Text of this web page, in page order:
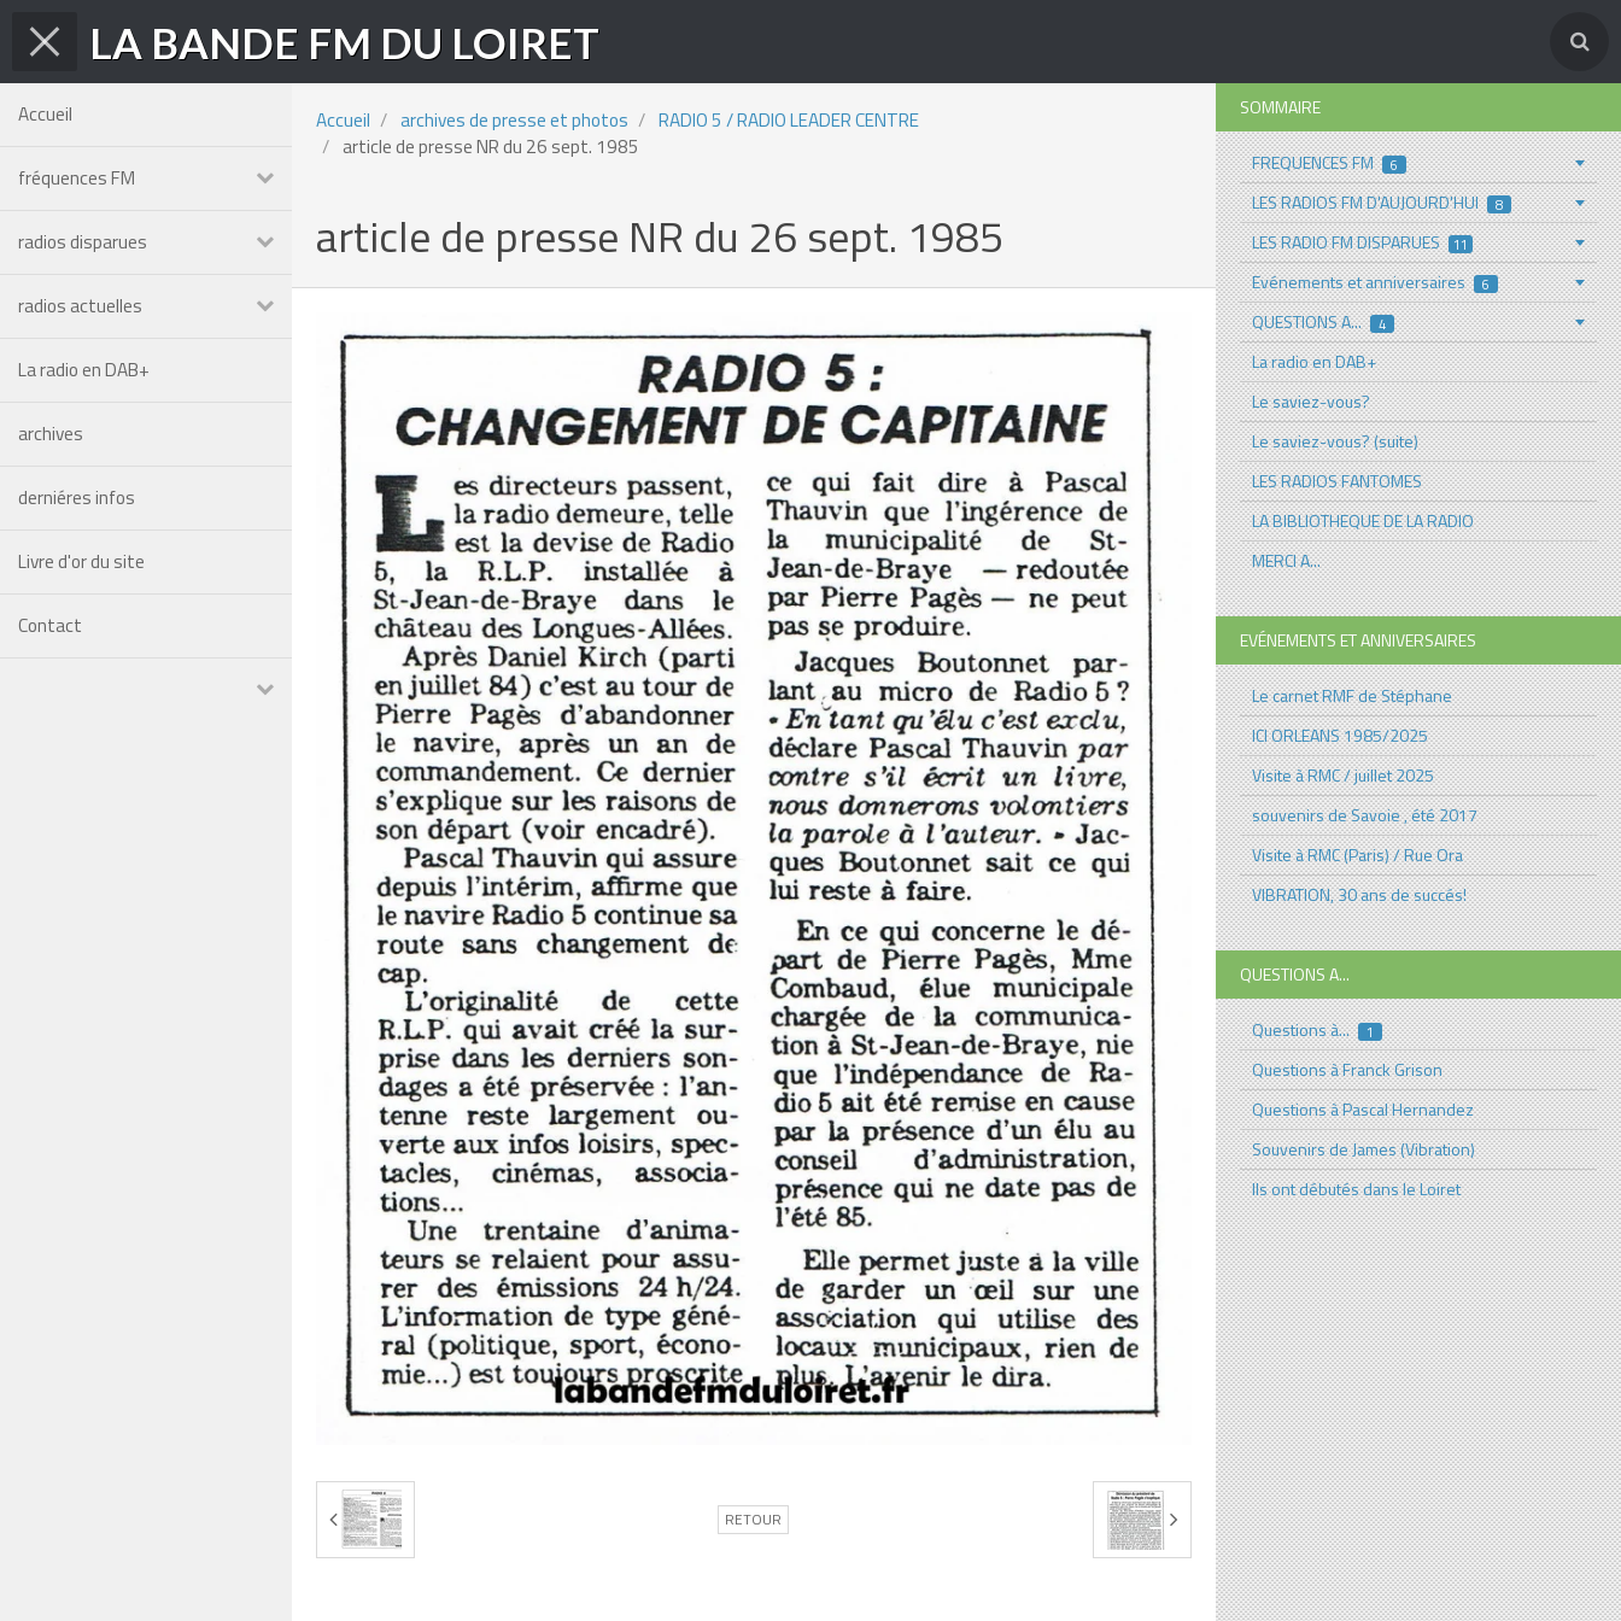
LA BANDE FM DU LOIRET
Accueil
fréquences FM
radios disparues
radios actuelles
La radio en DAB+
archives
derniéres infos
Livre d'or du site
Contact
Accueil archives de presse et photos
RADIO 5 / RADIO LEADER CENTRE
article de presse NR du 26 sept. 1985
article de presse NR du 26 sept. 1985
RETOUR
SOMMAIRE
FREQUENCES FM 6
LES RADIOS FM D'AUJOURD'HUI 8
LES RADIO FM DISPARUES 11
Evénements et anniversaires 6
QUESTIONS A... 4
La radio en DAB+
Le saviez-vous?
Le saviez-vous? (suite)
LES RADIOS FANTOMES
LA BIBLIOTHEQUE DE LA RADIO
MERCI A...
EVÉNEMENTS ET ANNIVERSAIRES
Le carnet RMF de Stéphane
ICI ORLEANS 1985/2025
Visite à RMC / juillet 2025
souvenirs de Savoie , été 2017
Visite à RMC (Paris) / Rue Ora
VIBRATION, 30 ans de succés!
QUESTIONS A...
Questions à... 1
Questions à Franck Grison
Questions à Pascal Hernandez
Souvenirs de James (Vibration)
Ils ont débutés dans le Loiret